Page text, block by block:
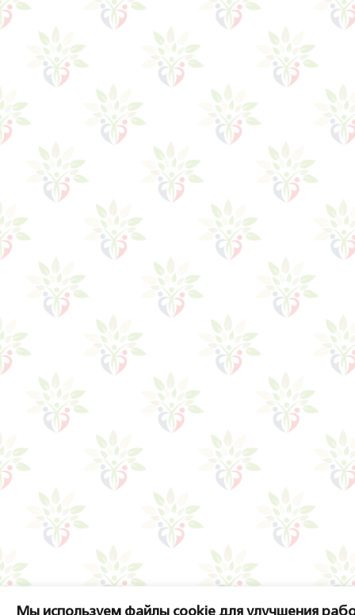
Мы используем файлы cookie для улучшения